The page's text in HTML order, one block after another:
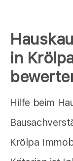
in
Hilfe beim
Krölpa